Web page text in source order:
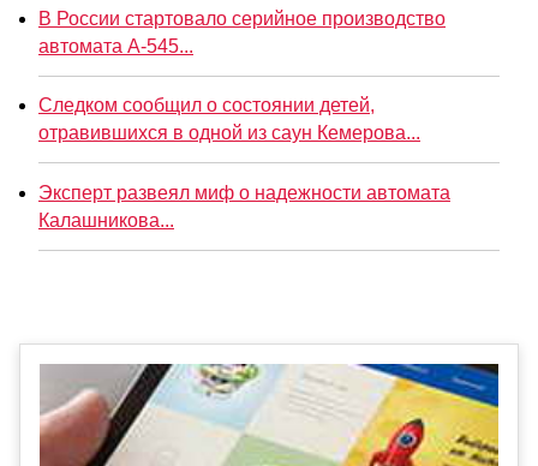
В России стартовало серийное производство
автомата А-545...
Следком сообщил о состоянии детей,
отравившихся в одной из саун Кемерова...
Эксперт развеял миф о надежности автомата
Калашникова...